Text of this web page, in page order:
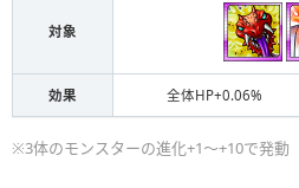
対象
効果 全体HP+0.06%
※3体のモンスターの進化+1〜+10で発動